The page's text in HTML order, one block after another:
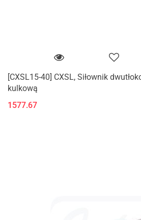
[CXSL15-40] CXSL, Siłownik
kulkową
1577.67